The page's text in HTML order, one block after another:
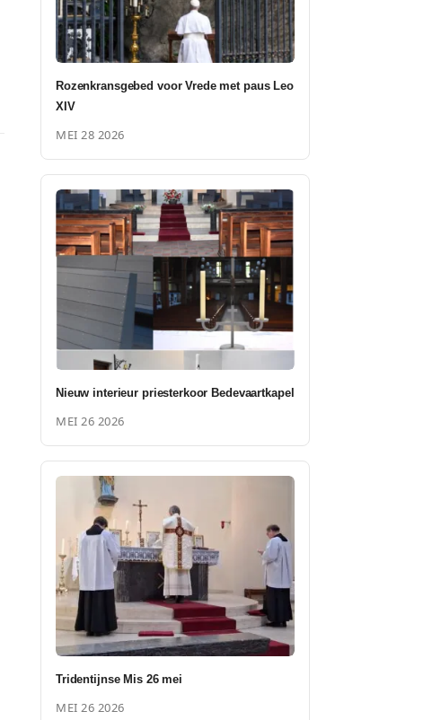
Rozenkransgebed voor Vrede met paus Leo
XIV
MEI 28 2026
Nieuw interieur priesterkoor Bedevaartkapel
MEI 26 2026
Tridentijnse Mis 26 mei
MEI 26 2026